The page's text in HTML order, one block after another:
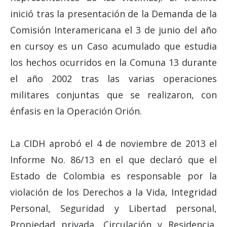
inició tras la presentación de la Demanda de la
Comisión Interamericana el 3 de junio del año
en cursoy es un Caso acumulado que estudia
los hechos ocurridos en la Comuna 13 durante
el año 2002 tras las varias operaciones
militares conjuntas que se realizaron, con
énfasis en la Operación Orión.
La CIDH aprobó el 4 de noviembre de 2013 el
Informe No. 86/13 en el que declaró que el
Estado de Colombia es responsable por la
violación de los Derechos a la Vida, Integridad
Personal, Seguridad y Libertad personal,
Propiedad privada, Circulación y Residencia,